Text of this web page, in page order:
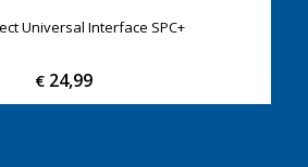
Universal Interface SPC+
€ 24,99